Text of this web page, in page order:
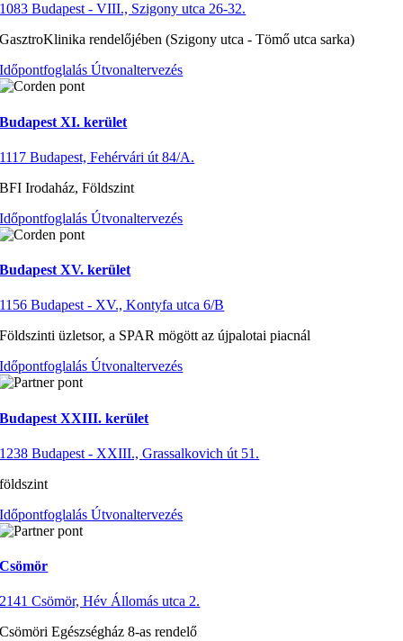
1083 Budapest - VIII., Szigony utca 26-32.
GasztroKlinika rendelőjében (Szigony utca - Tömő utca sarka)
IdőpontfoglalásÚtvonaltervezés
Budapest XI. kerület
1117 Budapest, Fehérvári út 84/A.
BFI Irodaház, Földszint
IdőpontfoglalásÚtvonaltervezés
Budapest XV. kerület
1156 Budapest - XV., Kontyfa utca 6/B
Földszinti üzletsor, a SPAR mögött az újpalotai piacnál
IdőpontfoglalásÚtvonaltervezés
Budapest XXIII. kerület
1238 Budapest - XXIII., Grassalkovich út 51.
földszint
IdőpontfoglalásÚtvonaltervezés
Csömör
2141 Csömör, Hév Állomás utca 2.
Csömöri Egészségház 8-as rendelő